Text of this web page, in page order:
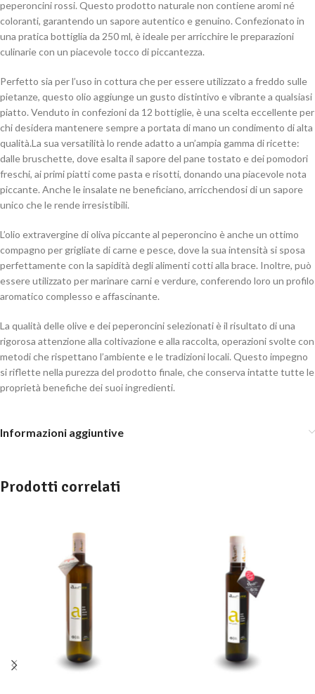
peperoncini rossi. Questo prodotto naturale non contiene aromi né
coloranti, garantendo un sapore autentico e genuino. Confezionato in
una pratica bottiglia da 250 ml, è ideale per arricchire le preparazioni
culinarie con un piacevole tocco di piccantezza.
Perfetto sia per l’uso in cottura che per essere utilizzato a freddo sulle
pietanze, questo olio aggiunge un gusto distintivo e vibrante a qualsiasi
piatto. Venduto in confezioni da 12 bottiglie, è una scelta eccellente per
chi desidera mantenere sempre a portata di mano un condimento di alta
qualità.La sua versatilità lo rende adatto a un’ampia gamma di ricette:
dalle bruschette, dove esalta il sapore del pane tostato e dei pomodori
freschi, ai primi piatti come pasta e risotti, donando una piacevole nota
piccante. Anche le insalate ne beneficiano, arricchendosi di un sapore
unico che le rende irresistibili.
L’olio extravergine di oliva piccante al peperoncino è anche un ottimo
compagno per grigliate di carne e pesce, dove la sua intensità si sposa
perfettamente con la sapidità degli alimenti cotti alla brace. Inoltre, può
essere utilizzato per marinare carni e verdure, conferendo loro un profilo
aromatico complesso e affascinante.
La qualità delle olive e dei peperoncini selezionati è il risultato di una
rigorosa attenzione alla coltivazione e alla raccolta, operazioni svolte con
metodi che rispettano l’ambiente e le tradizioni locali. Questo impegno
si riflette nella purezza del prodotto finale, che conserva intatte tutte le
proprietà benefiche dei suoi ingredienti.
Informazioni aggiuntive
Prodotti correlati